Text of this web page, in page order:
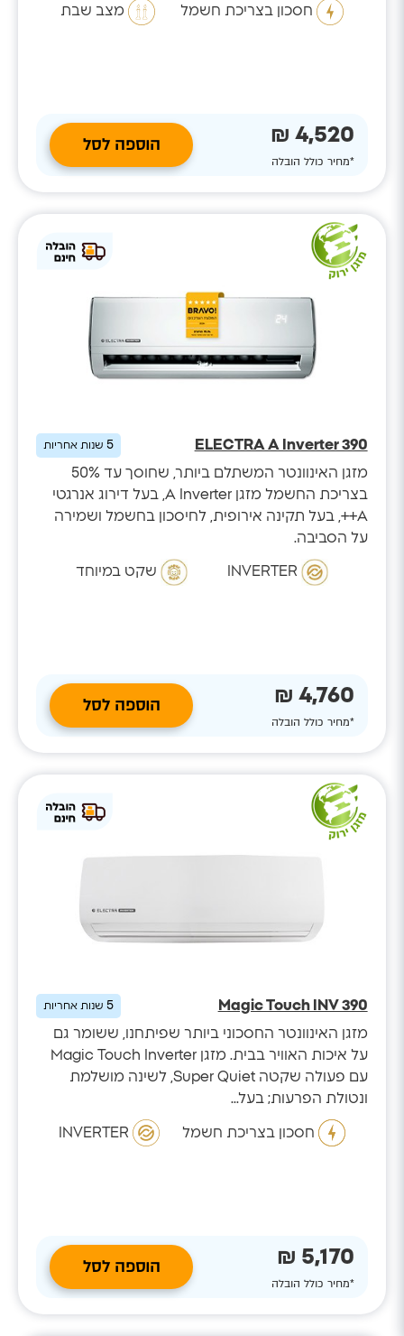
חסכון בצריכת חשמל מצב שבת
4,520 ₪
*מחיר כולל הובלה
הוספה לסל
ELECTRA A Inverter 390
5שנות אחריות
מזגן האינוונטר המשתלם ביותר, שחוסך עד 50%
בצריכת החשמל מזגן A Inverter, בעל דירוג אנרגטי
A++, בעל תקינה אירופית, לחיסכון בחשמל ושמירה
על הסביבה.
INVERTER שקט במיוחד
4,760 ₪
*מחיר כולל הובלה
הוספה לסל
Magic Touch INV 390
5שנות אחריות
מזגן האינוונטר החסכוני ביותר שפיתחנו, ששומר גם
על איכות האוויר בבית. מזגן Magic Touch Inverter
עם פעולה שקטה Super Quiet, לשינה מושלמת
ונטולת הפרעות; בעל...
חסכון בצריכת חשמל INVERTER
5,170 ₪
*מחיר כולל הובלה
הוספה לסל